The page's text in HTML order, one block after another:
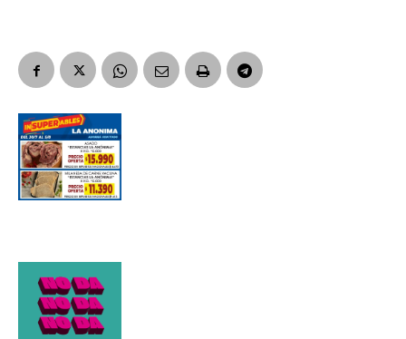
Dirección de correo electrónico